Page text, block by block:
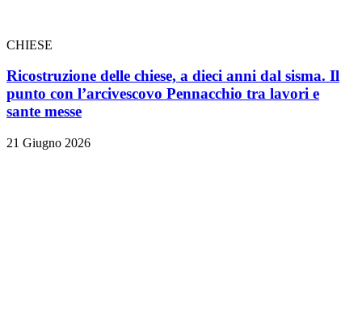
CHIESE
Ricostruzione delle chiese, a dieci anni dal sisma. Il
punto con l’arcivescovo Pennacchio tra lavori e
sante messe
21 Giugno 2026